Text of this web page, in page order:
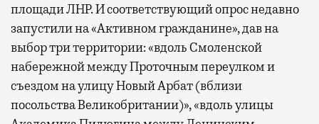
площади ЛНР. И соответствующий опрос недавно
запустили на «Активном гражданине», дав на
выбор три территории: «вдоль Смоленской
набережной между Проточным переулком и
съездом на улицу Новый Арбат (вблизи
посольства Великобритании)», «вдоль улицы